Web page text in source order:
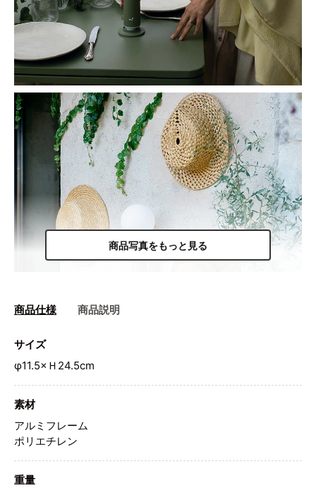
商品写真をもっと見る
商品仕様 商品説明
サイズ
φ11.5×Ｈ24.5cm
素材
アルミフレーム
ポリエチレン
重量